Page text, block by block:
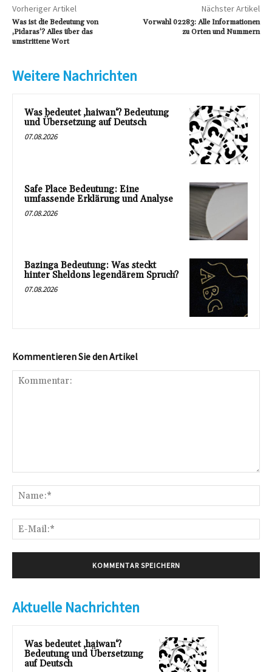
Vorheriger Artikel
Was ist die Bedeutung von
‚Pidaras‘? Alles über das
umstrittene Wort
Nächster Artikel
Vorwahl 02283: Alle Informationen
zu Orten und Nummern
Weitere Nachrichten
Was bedeutet ‚haiwan‘? Bedeutung
und Übersetzung auf Deutsch
07.08.2026
Safe Place Bedeutung: Eine
umfassende Erklärung und Analyse
07.08.2026
Bazinga Bedeutung: Was steckt
hinter Sheldons legendärem Spruch?
07.08.2026
Kommentieren Sie den Artikel
Aktuelle Nachrichten
Was bedeutet ‚haiwan‘?
Bedeutung und Übersetzung
auf Deutsch